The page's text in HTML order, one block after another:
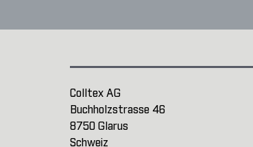
Colltex AG
Buchholzstrasse 46
8750 Glarus
Schweiz